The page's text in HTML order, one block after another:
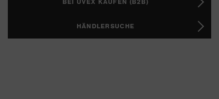
BEI UVEX KAUFEN (B2B)
HÄNDLERSUCHE